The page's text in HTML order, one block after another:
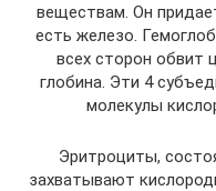
веществам. Он
есть железо.
всех сторон обвит
глобина. Эти 4
молекулы
Эритроциты,
захватывают